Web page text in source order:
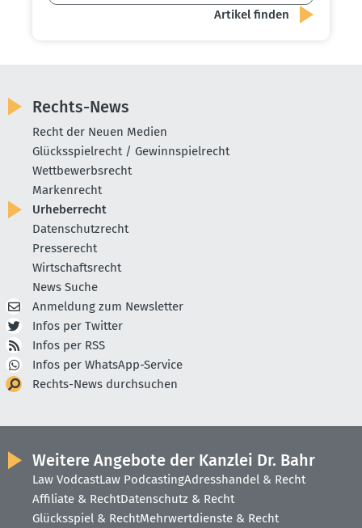
Rechts-News
Recht der Neuen Medien
Glücksspielrecht / Gewinnspielrecht
Wettbewerbsrecht
Markenrecht
Urheberrecht
Datenschutzrecht
Presserecht
Wirtschaftsrecht
News Suche
Anmeldung zum Newsletter
Infos per Twitter
Infos per RSS
Infos per WhatsApp-Service
Rechts-News durchsuchen
Weitere Angebote der Kanzlei Dr. Bahr
Law VodcastLaw PodcastingAdresshandel & Recht
Affiliate & RechtDatenschutz & Recht
Glücksspiel & RechtMehrwertdienste & Recht